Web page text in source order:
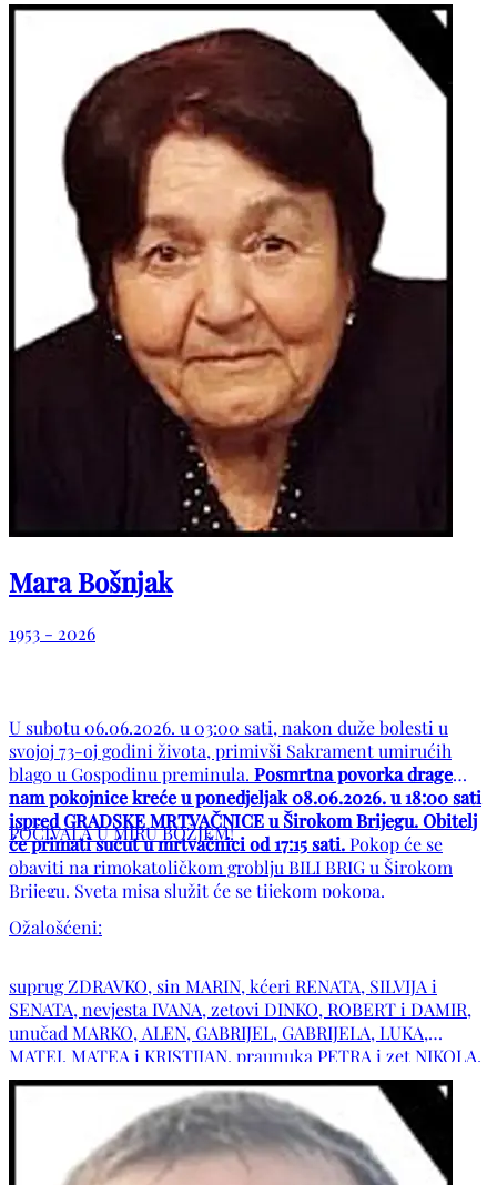
zaove: DANICA i JADRANKA s obiteljima, obitelji: LONČAR,
BANOŽIĆ, ZELJKO, MARKOVIĆ, LJUBIĆ te ostala
mnogobrojna rodbina, kumovi i prijatelji.
Mara Bošnjak
1953 - 2026
U subotu 06.06.2026. u 03:00 sati, nakon duže bolesti u
svojoj 73-oj godini života, primivši Sakrament umirućih
blago u Gospodinu preminula. Posmrtna povorka drage
nam pokojnice kreće u ponedjeljak 08.06.2026. u 18:00 sati
ispred GRADSKE MRTVAČNICE u Širokom Brijegu. Obitelj
će primati sućut u mrtvačnici od 17:15 sati.Pokop će se
obaviti na rimokatoličkom groblju BILI BRIG u Širokom
Brijegu. Sveta misa služit će se tijekom pokopa.
POČIVALA U MIRU BOŽJEM!
Ožalošćeni:
suprug ZDRAVKO, sin MARIN, kćeri RENATA, SILVIJA i
SENATA, nevjesta IVANA, zetovi DINKO, ROBERT i DAMIR,
unučad MARKO, ALEN, GABRIJEL, GABRIJELA, LUKA,
MATEJ, MATEA i KRISTIJAN, praunuka PETRA i zet NIKOLA,
brat ANTE s obitelji, sestre KARMILA, NEVENKA – DARA,
JADRANKA i MIRA s obiteljima, obitelji: BOŠNJAK,
MARUŠIĆ, GAŠPAR, BEGIĆ, TROGRLIĆ, MILETIĆ, LJUBIĆ,
MILJKO, DUJMOVIĆ, GRLE, ARAPOVIĆ, ČOVIĆ te ostala
mnogobrojna rodbina, kumovi i prijatelji.